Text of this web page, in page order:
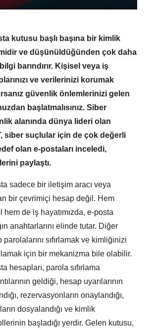
kutusu başlı başına bir kimlik
ve düşünüldüğünden çok daha
barındırır. Kişisel veya iş
ve verilerinizi korumak
güvenlik önlemlerinizi gelen
başlatmalısınız. Siber
alanında dünya lideri olan
siber suçlular için de çok değerli
olan e-postaları inceledi,
paylaştı.
sadece bir iletişim aracı veya
bir çevrimiçi hesap değil. Hem
hem de iş hayatımızda, e-posta
anahtarlarını elinde tutar. Diğer
parolalarını sıfırlamak ve kimliğinizi
için bir mekanizma bile olabilir.
hesapları, parola sıfırlama
geldiği, hesap uyarılarının
rezervasyonların onaylandığı,
dosyalandığı ve kimlik
başladığı yerdir. Gelen kutusu,